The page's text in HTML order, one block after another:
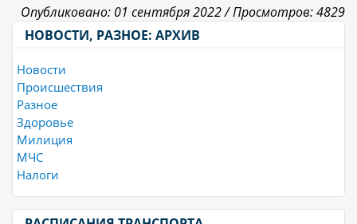
Опубликовано: 01 сентября 2022 /Просмотров: 4829
НОВОСТИ, РАЗНОЕ: АРХИВ
Новости
Происшествия
Разное
Здоровье
Милиция
МЧС
Налоги